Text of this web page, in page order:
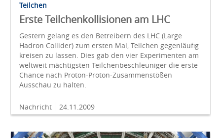
Teilchen
Erste Teilchenkollisionen am LHC
Gestern gelang es den Betreibern des LHC (Large
Hadron Collider) zum ersten Mal, Teilchen gegenläufig
kreisen zu lassen. Dies gab den vier Experimenten am
weltweit mächtigsten Teilchenbeschleuniger die erste
Chance nach Proton-Proton-Zusammenstößen
Ausschau zu halten.
Nachricht 24.11.2009